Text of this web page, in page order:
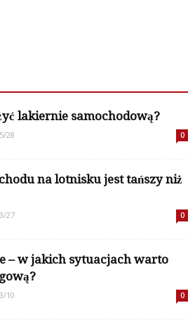
lakiernie samochodową?
28 0
na lotnisku jest tańszy niż
27 0
– w jakich sytuacjach warto
10 0